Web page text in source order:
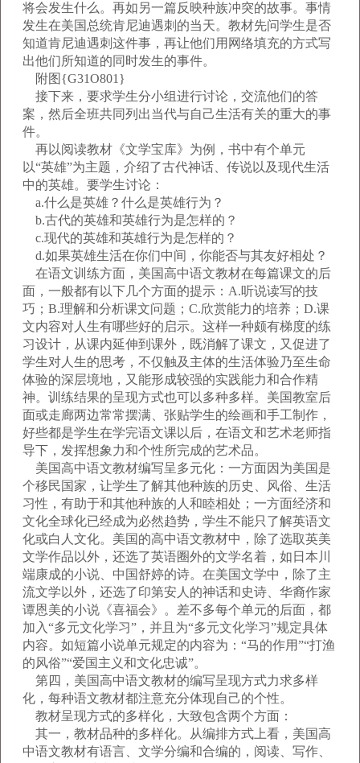
将会发生什么。再如另一篇反映种族冲突的故事。事情
发生在美国总统肯尼迪遇刺的当天。教材先问学生是否
知道肯尼迪遇刺这件事，再让他们用网络填充的方式写
出他们所知道的同时发生的事件。
附图{G31O801}
接下来，要求学生分小组进行讨论，交流他们的答
案，然后全班共同列出当代与自己生活有关的重大的事
件。
再以阅读教材《文学宝库》为例，书中有个单元
以“英雄”为主题，介绍了古代神话、传说以及现代生活
中的英雄。要学生讨论：
a.什么是英雄？什么是英雄行为？
b.古代的英雄和英雄行为是怎样的？
c.现代的英雄和英雄行为是怎样的？
d.如果英雄生活在你们中间，你能否与其友好相处？
在语文训练方面，美国高中语文教材在每篇课文的后
面，一般都有以下几个方面的提示：A.听说读写的技
巧；B.理解和分析课文问题；C.欣赏能力的培养；D.课
文内容对人生有哪些好的启示。这样一种颇有梯度的练
习设计，从课内延伸到课外，既消解了课文，又促进了
学生对人生的思考，不仅触及主体的生活体验乃至生命
体验的深层境地，又能形成较强的实践能力和合作精
神。训练结果的呈现方式也可以多种多样。美国教室后
面或走廊两边常常摆满、张贴学生的绘画和手工制作，
好些都是学生在学完语文课以后，在语文和艺术老师指
导下，发挥想象力和个性所完成的艺术品。
美国高中语文教材编写呈多元化：一方面因为美国是
个移民国家，让学生了解其他种族的历史、风俗、生活
习性，有助于和其他种族的人和睦相处；一方面经济和
文化全球化已经成为必然趋势，学生不能只了解英语文
化或白人文化。美国的高中语文教材中，除了选取英美
文学作品以外，还选了英语圈外的文学名着，如日本川
端康成的小说、中国舒婷的诗。在美国文学中，除了主
流文学以外，还选了印第安人的神话和史诗、华裔作家
谭恩美的小说《喜福会》。差不多每个单元的后面，都
加入“多元文化学习”，并且为“多元文化学习”规定具体
内容。如短篇小说单元规定的内容为：“马的作用”“打渔
的风俗”“爱国主义和文化忠诚”。
第四，美国高中语文教材的编写呈现方式力求多样
化，每种语文教材都注意充分体现自己的个性。
教材呈现方式的多样化，大致包含两个方面：
其一，教材品种的多样化。从编排方式上看，美国高
中语文教材有语言、文学分编和合编的，阅读、写作、